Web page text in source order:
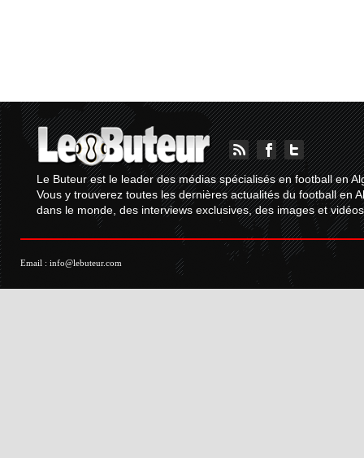
Le Buteur est le leader des médias spécialisés en football en
Vous y trouverez toutes les dernières actualités du football en
dans le monde, des interviews exclusives, des images et
Email : info@lebuteur.com